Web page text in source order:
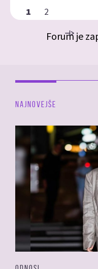
1 2
Forum je
NAJNOVEJŠE